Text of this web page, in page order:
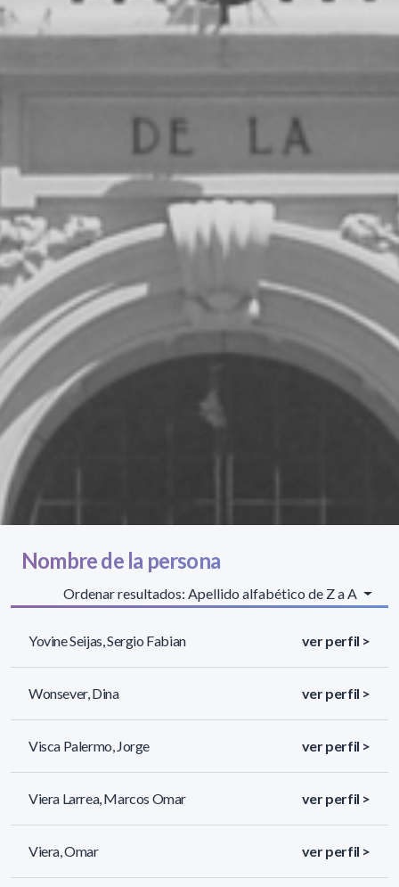
Nombre de la persona
Ordenar resultados: Apellido alfabético de Z a A
Yovine Seijas, Sergio Fabian ver perfil >
Wonsever, Dina ver perfil >
Visca Palermo, Jorge ver perfil >
Viera Larrea, Marcos Omar ver perfil >
Viera, Omar ver perfil >